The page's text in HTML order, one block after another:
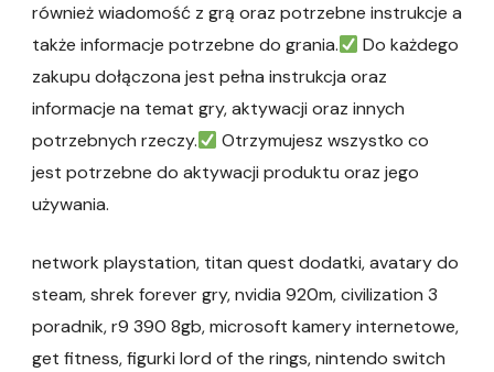
również wiadomość z grą oraz potrzebne instrukcje a
także informacje potrzebne do grania.
Do każdego
zakupu dołączona jest pełna instrukcja oraz
informacje na temat gry, aktywacji oraz innych
potrzebnych rzeczy.
Otrzymujesz wszystko co
jest potrzebne do aktywacji produktu oraz jego
używania.
network playstation, titan quest dodatki, avatary do
steam, shrek forever gry, nvidia 920m, civilization 3
poradnik, r9 390 8gb, microsoft kamery internetowe,
get fitness, figurki lord of the rings, nintendo switch